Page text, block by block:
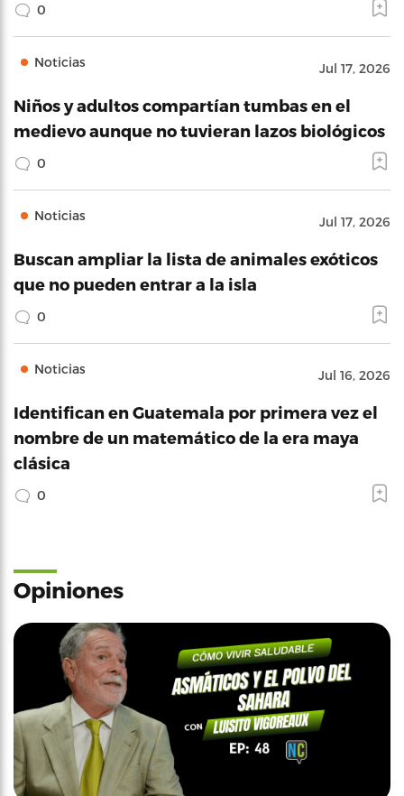
0
Noticias Jul 17, 2026
Niños y adultos compartían tumbas en el
medievo aunque no tuvieran lazos biológicos
0
Noticias Jul 17, 2026
Buscan ampliar la lista de animales exóticos
que no pueden entrar a la isla
0
Noticias Jul 16, 2026
Identifican en Guatemala por primera vez el
nombre de un matemático de la era maya
clásica
0
Opiniones